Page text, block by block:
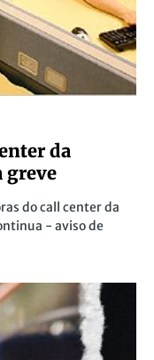
da
greve
do call center da
- aviso de